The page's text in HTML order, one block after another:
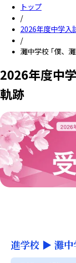
トップ
/
2026年度中学入
/
灘中学校 「僕、
2026年度中
軌跡
進学校 ▶灘